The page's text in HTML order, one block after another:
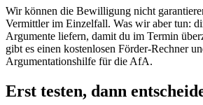
Wir können die Bewilligung nicht
Vermittler im Einzelfall. Was wir aber tun:
Argumente liefern, damit du im Termin
gibt es einen kostenlosen Förder-Rechner
Argumentationshilfe für die AfA.
Erst testen, dann